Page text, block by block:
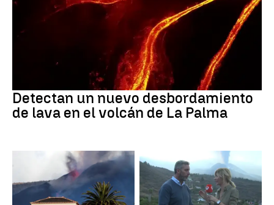
Detectan un nuevo desbordamiento
de lava en el volcán de La Palma